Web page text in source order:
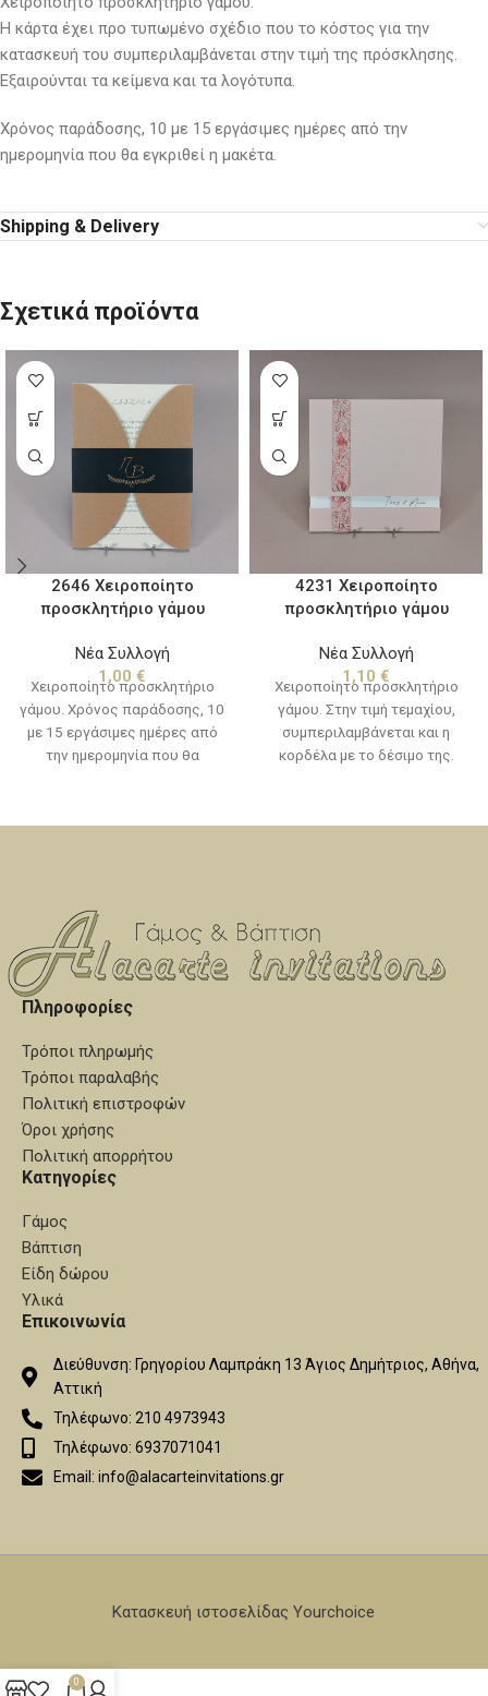
Η κάρτα έχει προ τυπωμένο σχέδιο που το κόστος για την
κατασκευή του συμπεριλαμβάνεται στην τιμή της πρόσκλησης.
Εξαιρούνται τα κείμενα και τα λογότυπα.
Χρόνος παράδοσης, 10 με 15 εργάσιμες ημέρες από την
ημερομηνία που θα εγκριθεί η μακέτα.
Shipping & Delivery
Σχετικά προϊόντα
2646 Χειροποίητο
προσκλητήριο γάμου
Νέα Συλλογή
1,00 €
Χειροποίητο προσκλητήριο
γάμου. Χρόνος παράδοσης, 10
με 15 εργάσιμες ημέρες από
την ημερομηνία που θα
4231 Χειροποίητο
προσκλητήριο γάμου
Νέα Συλλογή
1,10 €
Χειροποίητο προσκλητήριο
γάμου. Στην τιμή τεμαχίου,
συμπεριλαμβάνεται και η
κορδέλα με το δέσιμο της.
ημερομηνία που θα εγκριθεί η
Πληροφορίες
Τρόποι πληρωμής
Τρόποι παραλαβής
Πολιτική επιστροφών
Όροι χρήσης
Πολιτική απορρήτου
Κατηγορίες
Γάμος
Βάπτιση
Είδη δώρου
Υλικά
Επικοινωνία
Διεύθυνση: Γρηγορίου Λαμπράκη 13 Άγιος Δημήτριος, Αθήνα,
Αττική
Τηλέφωνο: 210 4973943
Τηλέφωνο: 6937071041
Email: info@alacarteinvitations.gr
Κατασκευή ιστοσελίδας Yourchoice
0